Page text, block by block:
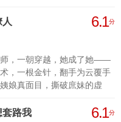
好的姐妹面前；何为义？与
，我必千倍奉还！”死时，她
6.1分
，一朝穿越，她成了她——
，一根金针，翻手为云覆手
娘真面目，撕破庶妹的虚
：阿星，过来。 某女一扑
套路我 6.1分